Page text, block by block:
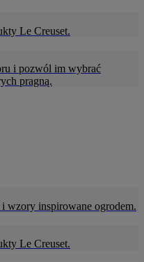
Le Creuset.
i pozwól im wybrać
pragną.
wzory inspirowane ogrodem.
Le Creuset.